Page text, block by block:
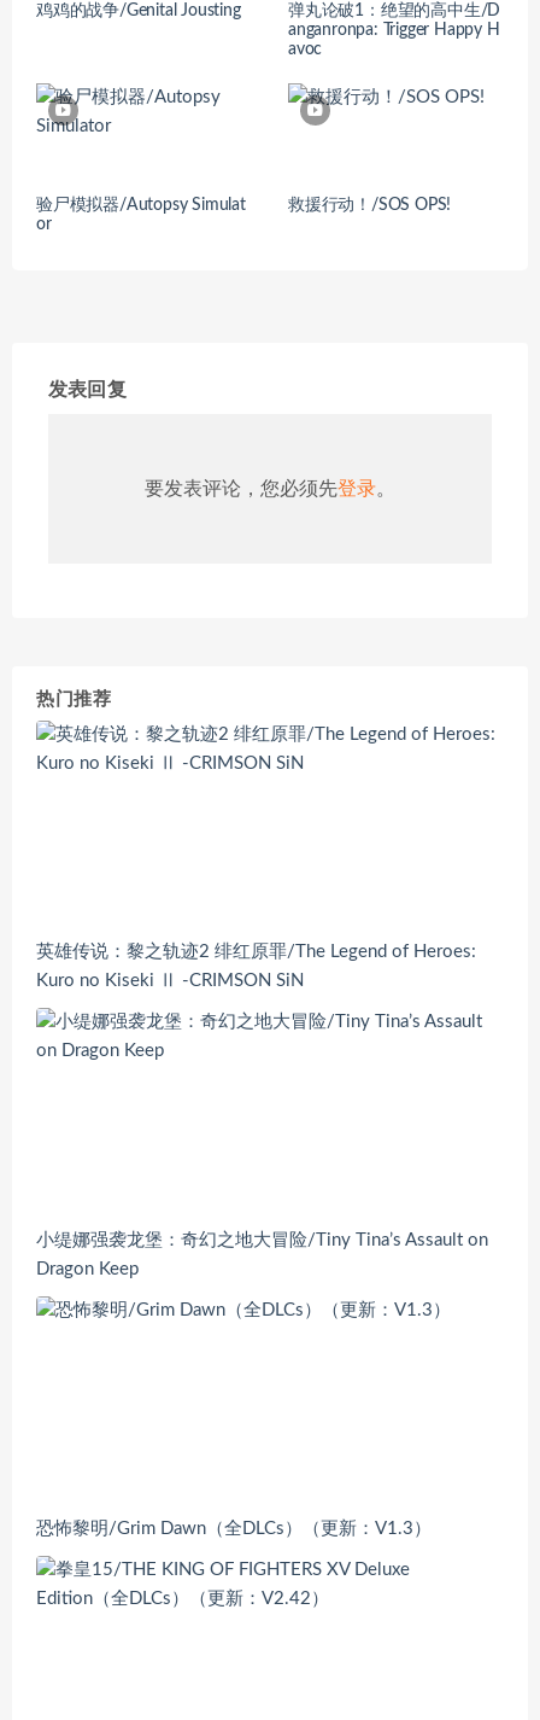
鸡鸡的战争/Genital Jousting
弹丸论破1：绝望的高中生/D
anganronpa: Trigger Happy H
avoc
验尸模拟器/Autopsy Simulat
or
救援行动！/SOS OPS!
发表回复
要发表评论，您必须先登录。
热门推荐
英雄传说：黎之轨迹2 绯红原罪/The Legend of Heroes:
Kuro no Kiseki Ⅱ -CRIMSON SiN
小缇娜强袭龙堡：奇幻之地大冒险/Tiny Tina’s Assault on
Dragon Keep
恐怖黎明/Grim Dawn（全DLCs）（更新：V1.3）